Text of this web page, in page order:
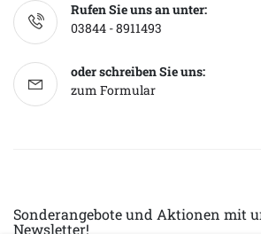
Rufen Sie uns an unter:
03844 - 8911493
oder schreiben Sie uns:
zum Formular
Sonderangebote und Aktionen mit
Newsletter!